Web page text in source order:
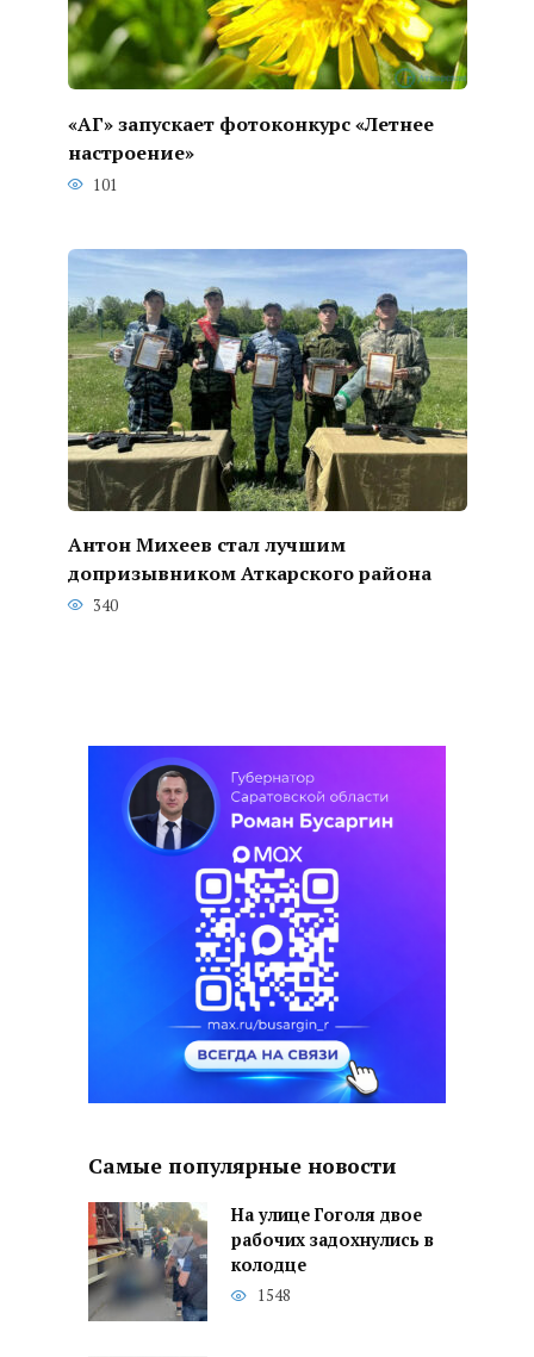
«АГ» запускает фотоконкурс «Летнее
настроение»
101
Антон Михеев стал лучшим
допризывником Аткарского района
340
Самые популярные новости
На улице Гоголя двое
рабочих задохнулись в
колодце
1548